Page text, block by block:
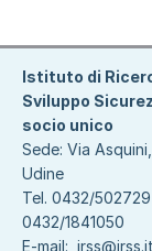
Istituto di
Sviluppo
socio unico
Sede: Via Asquini,
Udine
Tel. 0432/
0432/1841050
E-mail: irss@irss.it